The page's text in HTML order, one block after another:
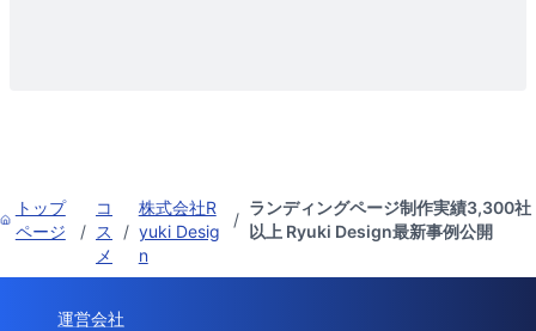
トップ
ページ
/
コ
ス
メ
/
株式会社R
yuki Desig
n
/
ランディングページ制作実績3,300社
以上 Ryuki Design最新事例公開
運営会社